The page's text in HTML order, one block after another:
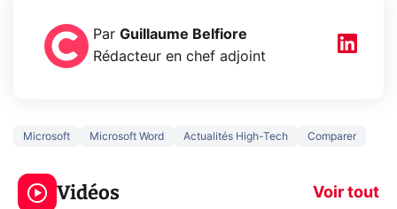
Par Guillaume Belfiore
Rédacteur en chef adjoint
Microsoft Microsoft Word Actualités High-Tech Comparer
Vidéos Voir tout
319€ ? Voici L'AOC
CQ32G4ZA !
5
prochaine